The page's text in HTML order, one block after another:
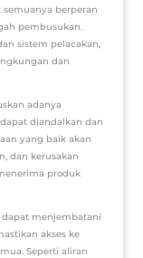
berperan
pembusukan.
sistem pelacakan,
dan
adanya
diandalkan dan
yang baik akan
dan kerusakan
produk
menjembatani
akses ke
Seperti aliran